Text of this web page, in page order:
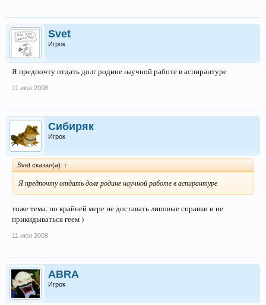
Svet
Игрок
Я предпочту отдать долг родине научной работе в аспирантуре
11 июл 2008
Сибиряк
Игрок
Svet сказал(а): ↑
Я предпочту отдать долг родине научной работе в аспирантуре
тоже тема. по крайней мере не доставать липовые справки и не
прикидываться геем )
11 июл 2008
ABRA
Игрок